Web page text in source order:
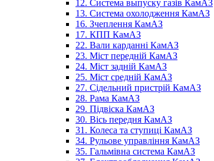
12. Система выпуску газів КамАЗ
13. Система охолодження КамАЗ
16. Зчеплення КамАЗ
17. КПП КамАЗ
22. Вали карданні КамАЗ
23. Міст передній КамАЗ
24. Міст задній КамАЗ
25. Міст средній КамАЗ
27. Сідельний пристрій КамАЗ
28. Рама КамАЗ
29. Підвіска КамАЗ
30. Вісь передня КамАЗ
31. Колеса та ступиці КамАЗ
34. Рульове управління КамАЗ
35. Гальмівна система КамАЗ